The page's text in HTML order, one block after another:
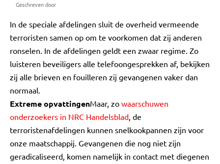
Geschreven door
In de speciale afdelingen sluit de overheid vermeende
terroristen samen op om te voorkomen dat zij anderen
ronselen. In de afdelingen geldt een zwaar regime. Zo
luisteren beveiligers alle telefoongesprekken af, bekijken
zij alle brieven en fouilleren zij gevangenen vaker dan
normaal.
Extreme opvattingenMaar, zo waarschuwen
onderzoekers in NRC Handelsblad, de
terroristenafdelingen kunnen snelkookpannen zijn voor
onze maatschappij. Gevangenen die nog niet zijn
geradicaliseerd, komen namelijk in contact met diegenen